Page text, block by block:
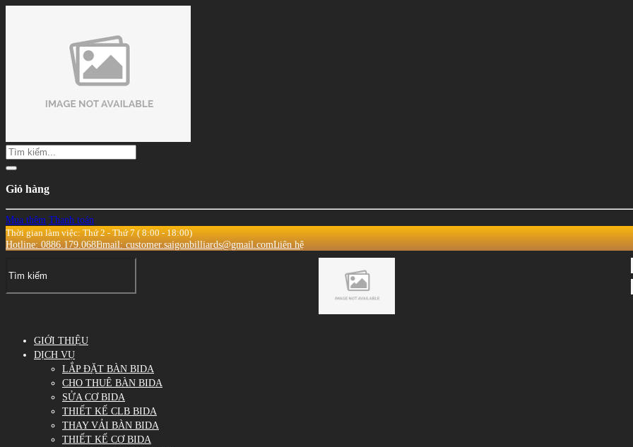
Giỏ hàng
Mua thêm Thanh toán
Thời gian làm việc: Thứ 2 - Thứ 7 ( 8:00 - 18:00)
Hotline: 0886.179.068Email: customer.saigonbilliards@gmail.comLiên hệ
GIỚI THIỆU
DỊCH VỤ
LẮP ĐẶT BÀN BIDA
CHO THUÊ BÀN BIDA
SỬA CƠ BIDA
THIẾT KẾ CLB BIDA
THAY VẢI BÀN BIDA
THIẾT KẾ CƠ BIDA